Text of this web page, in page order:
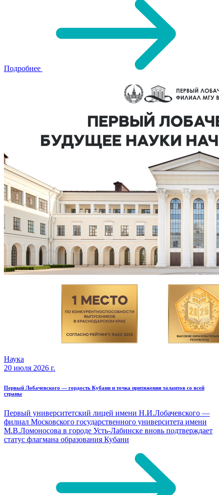
Подробнее
Наука
20 июля 2026 г.
Первый Лобачевского — гордость Кубани и точка притяжения талантов со всей
страны
Первый университетский лицей имени Н.И.Лобачевского —
филиал Московского государственного университета имени
М.В.Ломоносова в городе Усть-Лабинске вновь подтверждает
статус флагмана образования Кубани